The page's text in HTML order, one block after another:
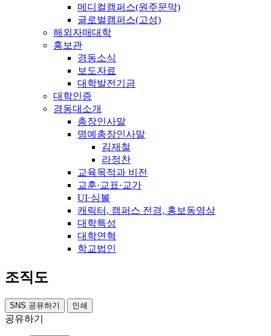
메디컬캠퍼스(원주문막)
글로벌캠퍼스(고성)
해외자매대학
홍보관
경동소식
보도자료
대학발전기금
대학인증
경동대소개
총장인사말
명예총장인사말
김재철
라정찬
교육목적과 비전
교훈·교표·교가
UI·심볼
캐릭터, 캠퍼스 전경, 홍보동영상
대학특성
대학연혁
학교법인
조직도
SNS 공유하기 인쇄
공유하기